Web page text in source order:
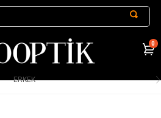
Kargo Ücretsiz
0
ERKEK